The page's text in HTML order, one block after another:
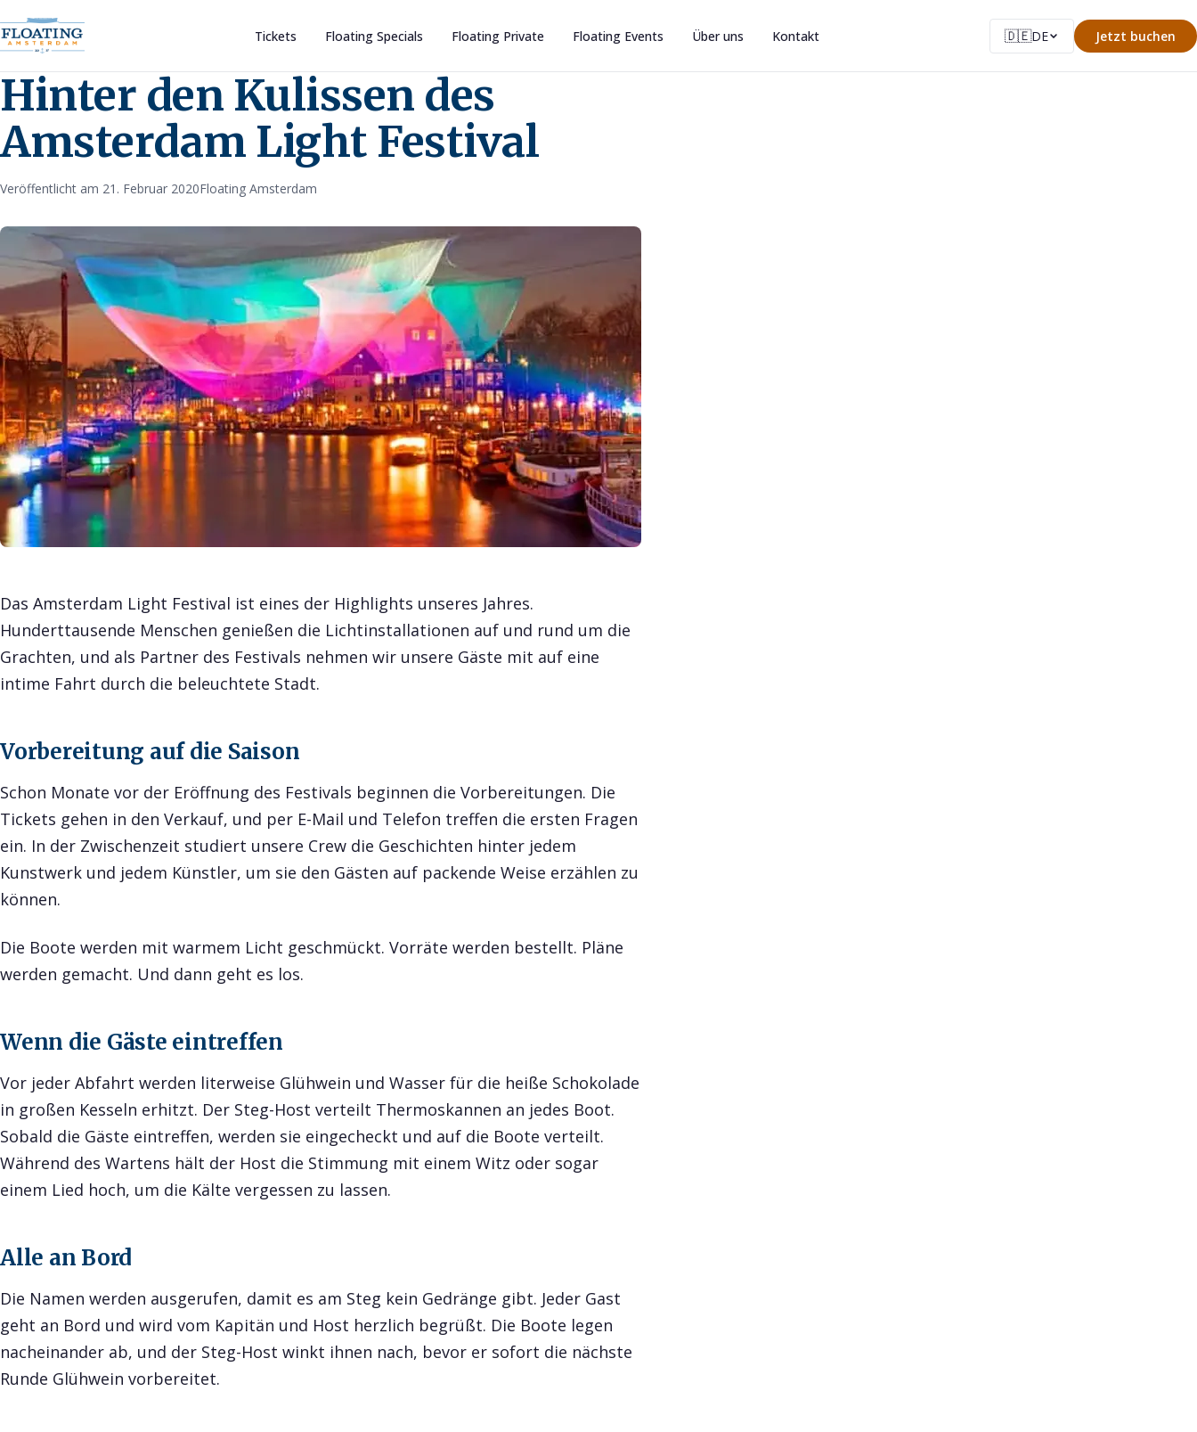
Tickets Floating Specials Floating Private Floating Events Über uns Kontakt 🇩🇪DE Jetzt buchen
Hinter den Kulissen des
Amsterdam Light Festival
Veröffentlicht am 21. Februar 2020Floating Amsterdam
Das Amsterdam Light Festival ist eines der Highlights unseres Jahres.
Hunderttausende Menschen genießen die Lichtinstallationen auf und rund um die
Grachten, und als Partner des Festivals nehmen wir unsere Gäste mit auf eine
intime Fahrt durch die beleuchtete Stadt.
Vorbereitung auf die Saison
Schon Monate vor der Eröffnung des Festivals beginnen die Vorbereitungen. Die
Tickets gehen in den Verkauf, und per E-Mail und Telefon treffen die ersten Fragen
ein. In der Zwischenzeit studiert unsere Crew die Geschichten hinter jedem
Kunstwerk und jedem Künstler, um sie den Gästen auf packende Weise erzählen zu
können.
Die Boote werden mit warmem Licht geschmückt. Vorräte werden bestellt. Pläne
werden gemacht. Und dann geht es los.
Wenn die Gäste eintreffen
Vor jeder Abfahrt werden literweise Glühwein und Wasser für die heiße Schokolade
in großen Kesseln erhitzt. Der Steg-Host verteilt Thermoskannen an jedes Boot.
Sobald die Gäste eintreffen, werden sie eingecheckt und auf die Boote verteilt.
Während des Wartens hält der Host die Stimmung mit einem Witz oder sogar
einem Lied hoch, um die Kälte vergessen zu lassen.
Alle an Bord
Die Namen werden ausgerufen, damit es am Steg kein Gedränge gibt. Jeder Gast
geht an Bord und wird vom Kapitän und Host herzlich begrüßt. Die Boote legen
nacheinander ab, und der Steg-Host winkt ihnen nach, bevor er sofort die nächste
Runde Glühwein vorbereitet.